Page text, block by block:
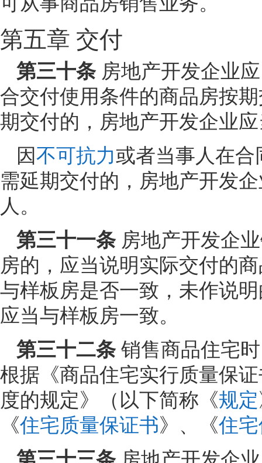
第五章 交付
第三十条 房地产开发企业
合交付使用条件的商品房按
期交付的，房地产开发企业
因不可抗力或者当事人在
需延期交付的，房地产开发
人。
第三十一条 房地产开发企
房的，应当说明实际交付的
与样板房是否一致，未作说
应当与样板房一致。
第三十二条 销售商品住宅
根据《商品住宅实行质量保
度的规定》（以下简称《规定
《住宅质量保证书》、《住